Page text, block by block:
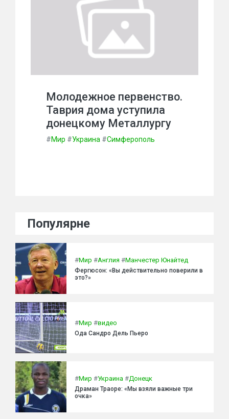
Молодежное первенство.
Таврия дома уступила
донецкому Металлургу
#Мир #Украина #Симферополь
Популярне
#Мир #Англия #Манчестер Юнайтед
Фергюсон: «Вы действительно поверили в
это?»
#Мир #видео
Ода Сандро Дель Пьеро
#Мир #Украина #Донецк
Драман Траоре: «Мы взяли важные три
очка»